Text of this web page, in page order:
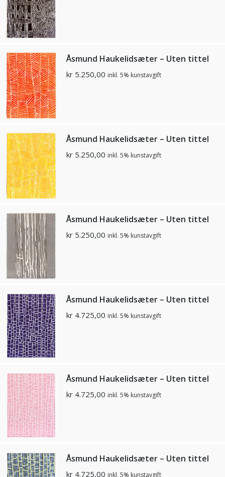
Åsmund Haukelidsæter – Uten tittel
kr 5.250,00 inkl. 5% kunstavgift
Åsmund Haukelidsæter – Uten tittel
kr 5.250,00 inkl. 5% kunstavgift
Åsmund Haukelidsæter – Uten tittel
kr 5.250,00 inkl. 5% kunstavgift
Åsmund Haukelidsæter – Uten tittel
kr 4.725,00 inkl. 5% kunstavgift
Åsmund Haukelidsæter – Uten tittel
kr 4.725,00 inkl. 5% kunstavgift
Åsmund Haukelidsæter – Uten tittel
kr 4.725,00 inkl. 5% kunstavgift